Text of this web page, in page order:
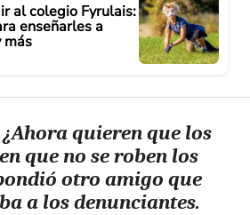
al colegio Fyrulais:
enseñarles a
más
¿Ahora quieren que los
que no se roben los
otro amigo que
a los denunciantes.